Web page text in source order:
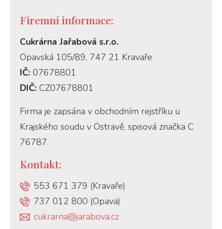
Firemní informace:
Cukrárna Jařabová s.r.o.
Opavská 105/89, 747 21 Kravaře
IČ: 07678801
DIČ: CZ07678801
Firma je zapsána v obchodním rejstříku u
Krajského soudu v Ostravě, spisová značka C
76787.
Kontakt:
553 671 379 (Kravaře)
737 012 800 (Opava)
cukrarna@jarabova.cz